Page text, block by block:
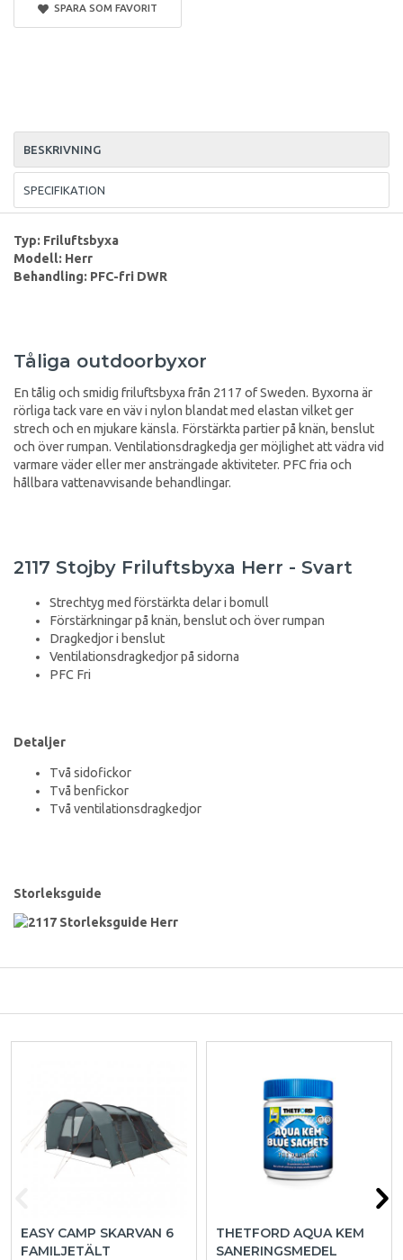
SPARA SOM FAVORIT
BESKRIVNING
SPECIFIKATION
Typ: Friluftsbyxa
Modell: Herr
Behandling: PFC-fri DWR
Tåliga outdoorbyxor
En tålig och smidig friluftsbyxa från 2117 of Sweden. Byxorna är
rörliga tack vare en väv i nylon blandat med elastan vilket ger
strech och en mjukare känsla. Förstärkta partier på knän, benslut
och över rumpan. Ventilationsdragkedja ger möjlighet att vädra vid
varmare väder eller mer ansträngade aktiviteter. PFC fria och
hållbara vattenavvisande behandlingar.
2117 Stojby Friluftsbyxa Herr - Svart
Strechtyg med förstärkta delar i bomull
Förstärkningar på knän, benslut och över rumpan
Dragkedjor i benslut
Ventilationsdragkedjor på sidorna
PFC Fri
Detaljer
Två sidofickor
Två benfickor
Två ventilationsdragkedjor
Storleksguide
EASY CAMP SKARVAN 6
FAMILJETÄLT
THETFORD AQUA KEM
SANERINGSMEDEL